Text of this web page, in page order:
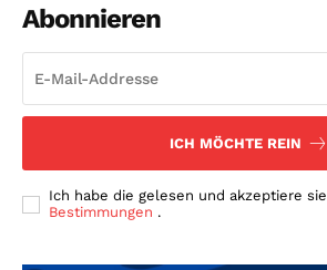
Abonnieren
ICH MÖCHTE REIN
Ich habe die gelesen und akzeptiere sie
Bestimmungen .